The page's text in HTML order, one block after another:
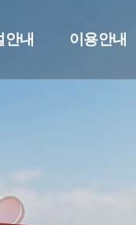
안내 이용안내